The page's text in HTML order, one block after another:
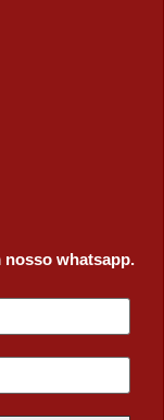
nosso whatsapp.